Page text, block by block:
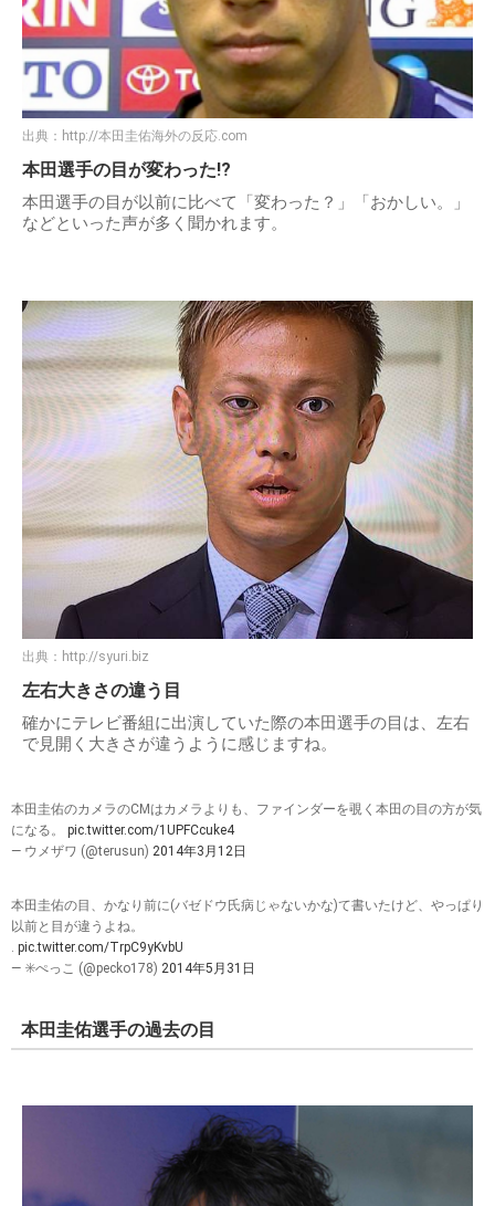
出典： http://本田圭佑海外の反応.com
本田選手の目が変わった!?
本田選手の目が以前に比べて「変わった？」「おかしい。」
などといった声が多く聞かれます。
出典： http://syuri.biz
左右大きさの違う目
確かにテレビ番組に出演していた際の本田選手の目は、左右
で見開く大きさが違うように感じますね。
本田圭佑のカメラのCMはカメラよりも、ファインダーを覗く本田の目の方が気
になる。 pic.twitter.com/1UPFCcuke4
— ウメザワ (@terusun) 2014年3月12日
本田圭佑の目、かなり前に(バゼドウ氏病じゃないかな)て書いたけど、やっぱり
以前と目が違うよね。
pic.twitter.com/TrpC9yKvbU
— ✳️ぺっこ (@pecko178) 2014年5月31日
本田圭佑選手の過去の目